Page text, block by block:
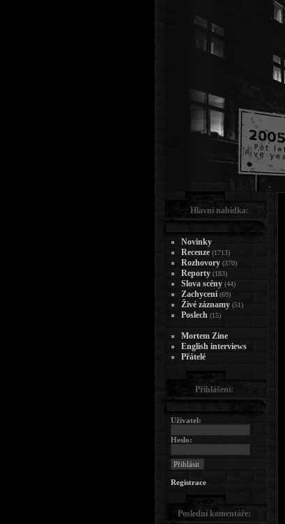
Hlavní nabídka:
Novinky
Recenze (1713)
Rozhovory (370)
Reporty (183)
Slova scény (44)
Zachycení (69)
Živé záznamy (51)
Poslech (15)
Mortem Zine
English interviews
Přátelé
Přihlášení:
Uživatel:
Heslo:
Registrace
Poslední komentáře: